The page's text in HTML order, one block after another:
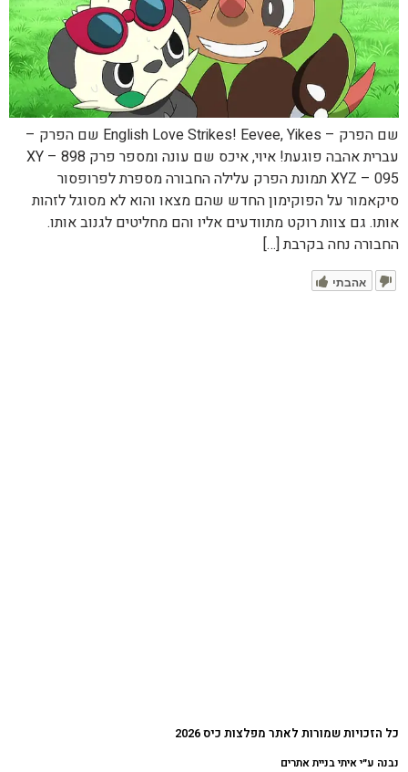
שם הפרק – English Love Strikes! Eevee, Yikes שם הפרק –
עברית אהבה פוגעת! איוי, איכס שם עונה ומספר פרק XY – 898
XYZ – 095 תמונת הפרק עלילה החבורה מספרת לפרופסור
סיקאמור על הפוקימון החדש שהם מצאו והוא לא מסוגל לזהות
אותו. גם צוות רוקט מתוודעים אליו והם מחליטים לגנוב אותו.
החבורה נחה בקרבת […]
אהבתי
כל הזכויות שמורות לאתר מפלצות כיס 2026
נבנה ע״י איתי בניית אתרים